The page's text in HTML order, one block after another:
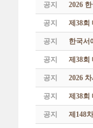
공지 2026 한
공지 제38회
공지 한국서
공지 제38회
공지 2026
공지 제38회
공지 제148